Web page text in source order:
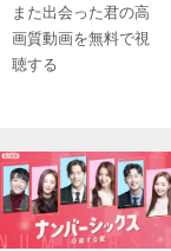
また出会った君の高
画質動画を無料で視
聴する